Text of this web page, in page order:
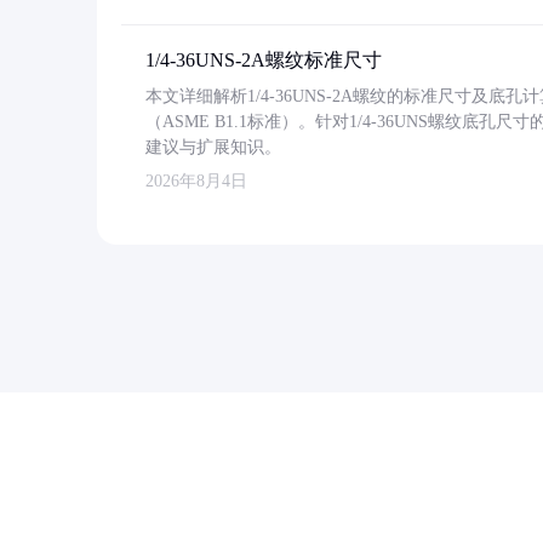
1/4-36UNS-2A螺纹标准尺寸
本文详细解析1/4-36UNS-2A螺纹的标准尺寸及底孔
（ASME B1.1标准）。针对1/4-36UNS螺纹底孔尺
建议与扩展知识。
2026年8月4日